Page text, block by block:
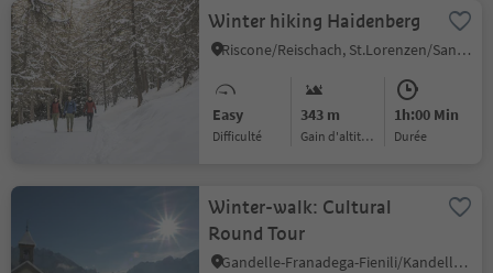
Winter hiking Haidenberg
Riscone/Reischach, St.Lorenzen/San Lorenzo di Sebato, Dolomites Region Kronplatz/Plan de Corones
Easy
Difficulté
343 m
Gain d'altitude
1h:00 Min
durée
Winter-walk: Cultural
Round Tour
Gandelle-Franadega-Fienili/Kandellen-Frondeigen-Stadlern, Toblach/Dobbiaco, Dolomites Region 3 Zinnen